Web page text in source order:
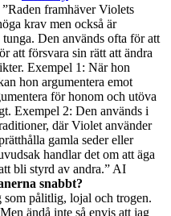
framhäver Violets
krav men också är
Den används ofta för att
att försvara sin rätt att ändra
Exempel 1: När hon
hon argumentera emot
för honom och utöva
Exempel 2: Den används i
där Violet använder
gamla seder eller
handlar det om att äga
bli styrd av andra.” AI
snabbt?
som pålitlig, lojal och trogen.
ändå inte så envis att jag